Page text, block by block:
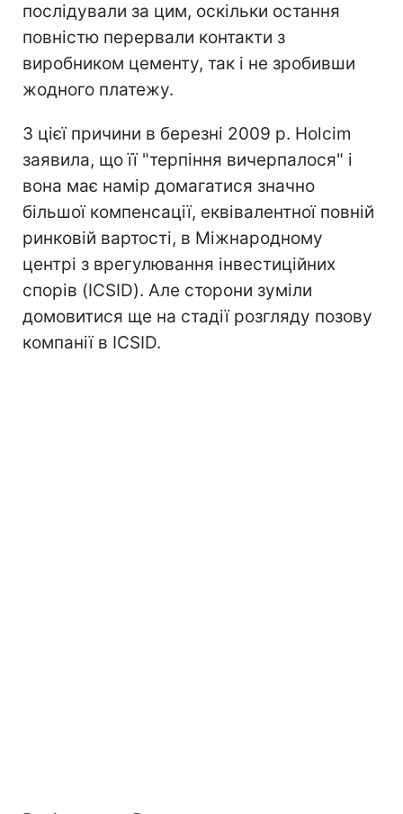
послідували за цим, оскільки остання
повністю перервали контакти з
виробником цементу, так і не зробивши
жодного платежу.
З цієї причини в березні 2009 р. Holcim
заявила, що її "терпіння вичерпалося" і
вона має намір домагатися значно
більшої компенсації, еквівалентної повній
ринковій вартості, в Міжнародному
центрі з врегулювання інвестиційних
спорів (ICSID). Але сторони зуміли
домовитися ще на стадії розгляду позову
компанії в ICSID.